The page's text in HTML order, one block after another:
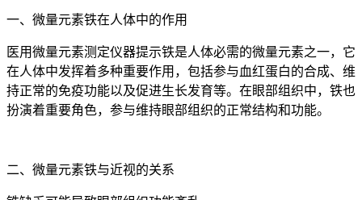
一、微量元素铁在人体中的作用
医用微量元素测定仪器提示铁是人体必需的微量元素之一，它
在人体中发挥着多种重要作用，包括参与血红蛋白的合成、维
持正常的免疫功能以及促进生长发育等。在眼部组织中，铁也
扮演着重要角色，参与维持眼部组织的正常结构和功能。
二、微量元素铁与近视的关系